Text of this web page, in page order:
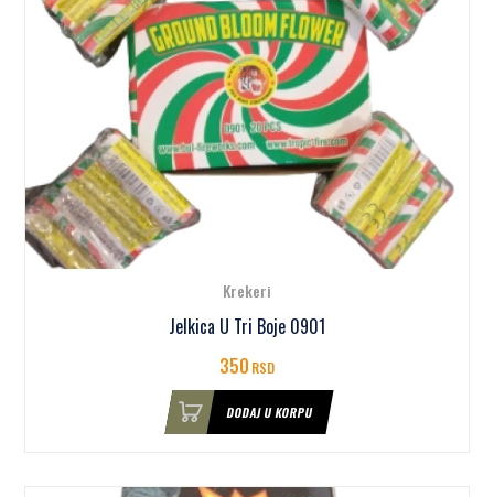
Krekeri
Jelkica U Tri Boje 0901
350RSD
DODAJ U KORPU